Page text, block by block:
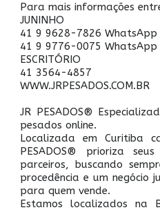
Para mais informações
JUNINHO
41 9 9628-7826 WhatsApp
41 9 9776-0075 WhatsApp
ESCRITÓRIO
41 3564-4857
WWW.JRPESADOS.COM.BR
JR PESADOS®
pesados online.
Localizada em Curitiba
PESADOS® prioriza
parceiros, buscando
procedência e um negócio
para quem vende.
Estamos localizados na